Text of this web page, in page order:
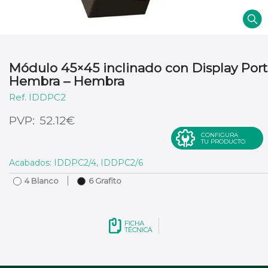
Módulo 45×45 inclinado con Display Port
Hembra – Hembra
52.12€
IDDPC2
CONFIGURA
TU PRODUCTO
Acabados: IDDPC2/4, IDDPC2/6
4 Blanco 6 Grafito